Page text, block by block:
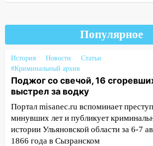
04:47 В Ульяновской
ракетную опасность: звучат
20:40 Ульяновские аграрии
купить тракторы с
до декабря
19:34 В следственном
состоялось торжественное
мероприятие, приуроченное
празднованию Дня
Популярное
История Новости
Статьи
#Криминальный архив
Поджог со свечой, 16
выстрел за водку
Портал misanec.ru вспоминает
минувших лет и публикует
истории Ульяновской области за 6-7
1866 года в Сызранском